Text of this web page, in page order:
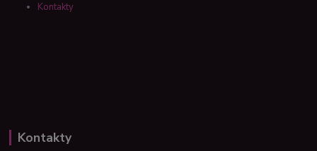
Kontakty
Kontakty